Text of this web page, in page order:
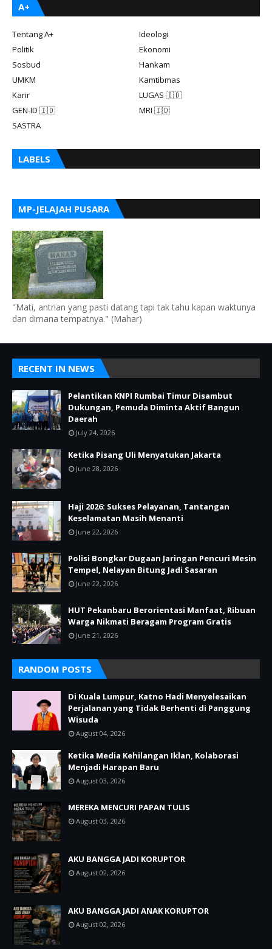
A+
Tentang A+
Ideologi
Politik
Ekonomi
Sosbud
Hankam
UMKM
Kamtibmas
Karir
LUGAS 🇮🇩
GEN-ID 🇮🇩
MRI 🇮🇩
SASTRA
LABELS
MP-JELAJAH PUSARA
"Mati, antrian yang pasti datang tapi tak tahu kapan waktunya
dan dimana tempatnya." (Mahar)
RECENT IN NEWS
Pelantikan KNPI Rumbai Timur Disambut
Dukungan, Pemuda Diminta Aktif Bangun
Daerah
July 24, 2026
Ketika Pisang Uli Menyatukan Jakarta
June 28, 2026
Haji 2026: Sukses Pelayanan, Tantangan
Keselamatan Masih Menanti
June 22, 2026
Polisi Bongkar Dugaan Jaringan Pencuri Mesin
Tempel, Nelayan Bitung Jadi Sasaran
June 22, 2026
HUT Pekanbaru Berorientasi Manfaat, Ribuan
Warga Nikmati Beragam Program Gratis
June 21, 2026
RANDOM POSTS
Di Kuala Lumpur, Katno Hadi Menyelesaikan
Perjalanan yang Tidak Berhenti di Panggung
Wisuda
August 04, 2026
Ketika Media Kehilangan Iklan, Kolaborasi
Menjadi Harapan Baru
August 03, 2026
MEREKA MENCURI PAPAN TULIS
August 03, 2026
AKU BANGGA JADI KORUPTOR
August 02, 2026
AKU BANGGA JADI ANAK KORUPTOR
August 02, 2026